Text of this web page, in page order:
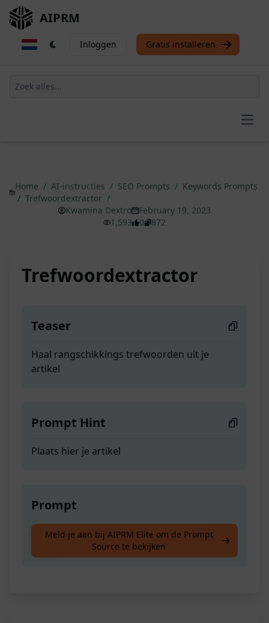
AIPRM
Inloggen Gratis installeren
Home / AI-instructies / SEO Prompts / Keywords Prompts
/ Trefwoordextractor /
Kwamina Dextro
February 19, 2023
1,593
0 872
Trefwoordextractor
Teaser
Haal rangschikkings trefwoorden uit je
artikel
Prompt Hint
Plaats hier je artikel
Prompt
Haal rangschikkings trefwoorden uit je
Meld je aan bij AIPRM Elite om de Prompt
Source te bekijken